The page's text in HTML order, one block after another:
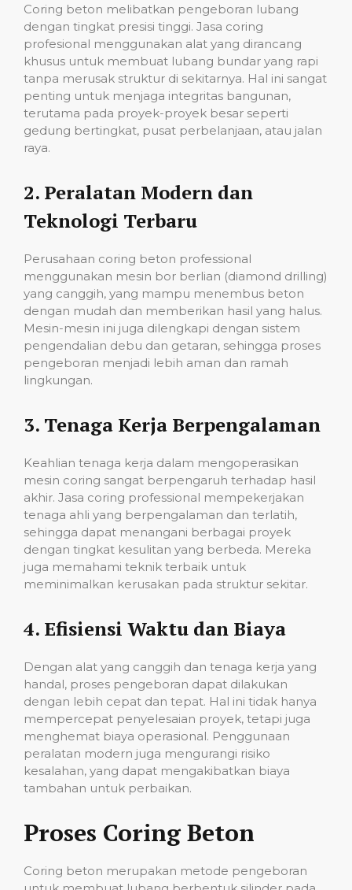
Coring beton melibatkan pengeboran lubang
dengan tingkat presisi tinggi. Jasa coring
profesional menggunakan alat yang dirancang
khusus untuk membuat lubang bundar yang rapi
tanpa merusak struktur di sekitarnya. Hal ini sangat
penting untuk menjaga integritas bangunan,
terutama pada proyek-proyek besar seperti
gedung bertingkat, pusat perbelanjaan, atau jalan
raya.
2. Peralatan Modern dan
Teknologi Terbaru
Perusahaan coring beton professional
menggunakan mesin bor berlian (diamond drilling)
yang canggih, yang mampu menembus beton
dengan mudah dan memberikan hasil yang halus.
Mesin-mesin ini juga dilengkapi dengan sistem
pengendalian debu dan getaran, sehingga proses
pengeboran menjadi lebih aman dan ramah
lingkungan.
3. Tenaga Kerja Berpengalaman
Keahlian tenaga kerja dalam mengoperasikan
mesin coring sangat berpengaruh terhadap hasil
akhir. Jasa coring professional mempekerjakan
tenaga ahli yang berpengalaman dan terlatih,
sehingga dapat menangani berbagai proyek
dengan tingkat kesulitan yang berbeda. Mereka
juga memahami teknik terbaik untuk
meminimalkan kerusakan pada struktur sekitar.
4. Efisiensi Waktu dan Biaya
Dengan alat yang canggih dan tenaga kerja yang
handal, proses pengeboran dapat dilakukan
dengan lebih cepat dan tepat. Hal ini tidak hanya
mempercepat penyelesaian proyek, tetapi juga
menghemat biaya operasional. Penggunaan
peralatan modern juga mengurangi risiko
kesalahan, yang dapat mengakibatkan biaya
tambahan untuk perbaikan.
Proses Coring Beton
Coring beton merupakan metode pengeboran